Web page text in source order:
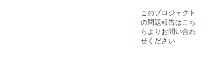
このプロジェクト
の問題報告はこち
ら よりお問い合わ
せください